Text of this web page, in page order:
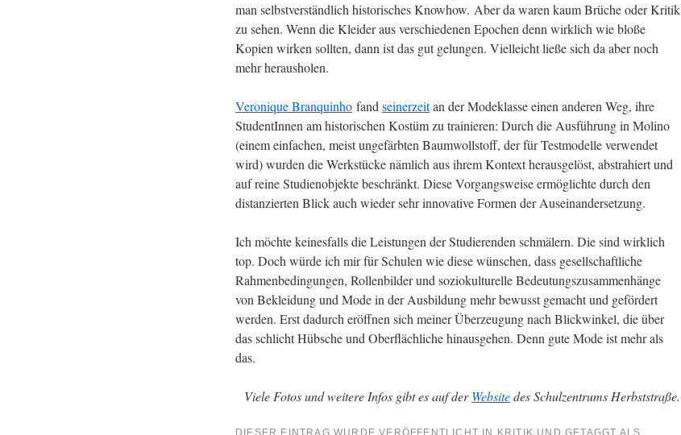
man selbstverständlich historisches Knowhow. Aber da waren kaum Brüche oder Kritik
zu sehen. Wenn die Kleider aus verschiedenen Epochen denn wirklich wie bloße
Kopien wirken sollten, dann ist das gut gelungen. Vielleicht ließe sich da aber noch
mehr herausholen.
Veronique Branquinho fand seinerzeitan der Modeklasse einen anderen Weg, ihre
StudentInnen am historischen Kostüm zu trainieren: Durch die Ausführung in Molino
(einem einfachen, meist ungefärbten Baumwollstoff, der für Testmodelle verwendet
wird) wurden die Werkstücke nämlich aus ihrem Kontext herausgelöst, abstrahiert und
auf reine Studienobjekte beschränkt. Diese Vorgangsweise ermöglichte durch den
distanzierten Blick auch wieder sehr innovative Formen der Auseinandersetzung.
Ich möchte keinesfalls die Leistungen der Studierenden schmälern. Die sind wirklich
top. Doch würde ich mir für Schulen wie diese wünschen, dass gesellschaftliche
Rahmenbedingungen, Rollenbilder und soziokulturelle Bedeutungszusammenhänge
von Bekleidung und Mode in der Ausbildung mehr bewusst gemacht und gefördert
werden. Erst dadurch eröffnen sich meiner Überzeugung nach Blickwinkel, die über
das schlicht Hübsche und Oberflächliche hinausgehen. Denn gute Mode ist mehr als
das.
Viele Fotos und weitere Infos gibt es auf derWebsitedes Schulzentrums Herbststraße.
DIESER EINTRAG WURDE VERÖFFENTLICHT IN KRITIK UND GETAGGT ALS